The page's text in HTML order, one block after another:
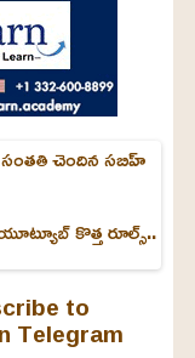
చెందిన సబిహ్
కొత్త రూల్స్..
to
Telegram